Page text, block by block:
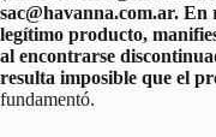
sac@havanna.com.ar.
legítimo producto,
al encontrarse
resulta imposible que el
fundamentó.